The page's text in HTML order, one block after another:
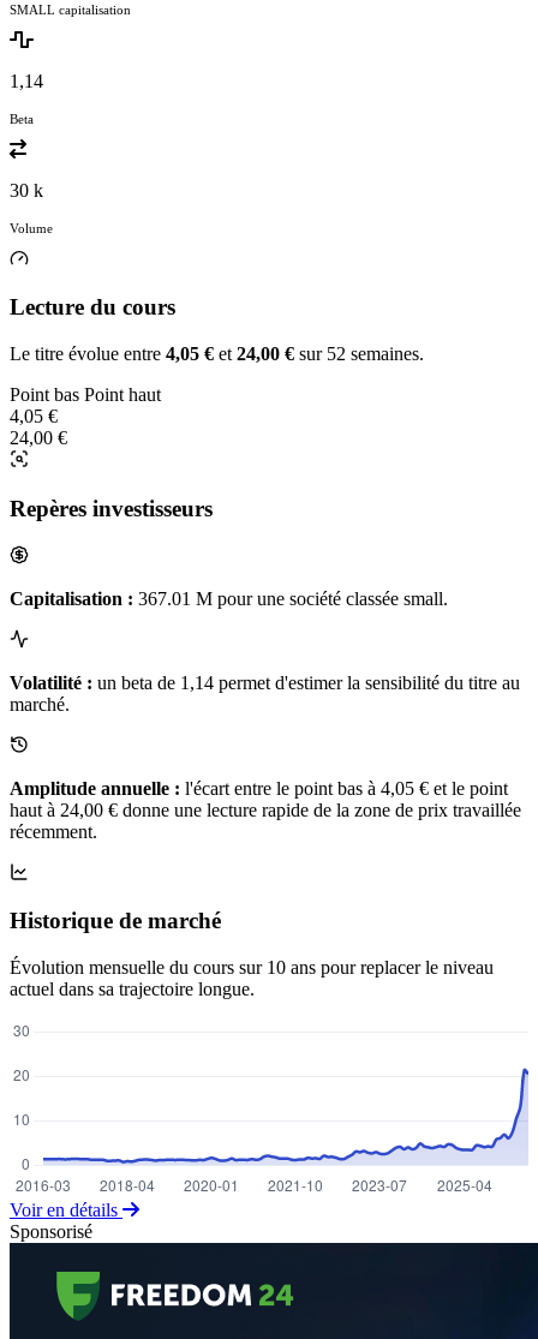
SMALL capitalisation
1,14
Beta
30 k
Volume
Lecture du cours
Le titre évolue entre 4,05 € et 24,00 € sur 52 semaines.
Point bas Point haut
4,05 €
24,00 €
Repères investisseurs
Capitalisation : 367.01 M pour une société classée small.
Volatilité : un beta de 1,14 permet d'estimer la sensibilité du titre au
marché.
Amplitude annuelle : l'écart entre le point bas à 4,05 € et le point
haut à 24,00 € donne une lecture rapide de la zone de prix travaillée
récemment.
Historique de marché
Évolution mensuelle du cours sur 10 ans pour replacer le niveau
actuel dans sa trajectoire longue.
Voir en détails
Sponsorisé